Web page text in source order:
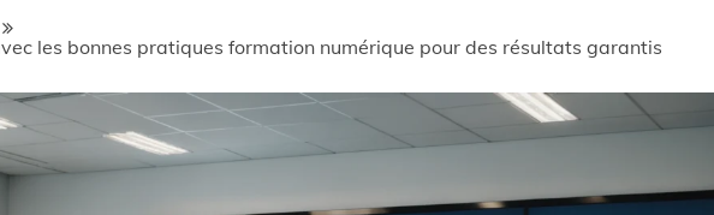
les bonnes pratiques formation numérique pour des résultats garantis